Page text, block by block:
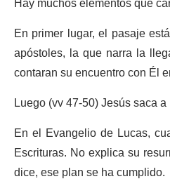
En primer lugar, el pasaje
apóstoles, la que narra la
contaran su encuentro con Él
Luego (vv 47-50) Jesús saca
En el Evangelio de Lucas,
Escrituras. No explica su
dice, ese plan se ha cumplido.